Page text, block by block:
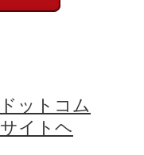
ットコム
イトヘ